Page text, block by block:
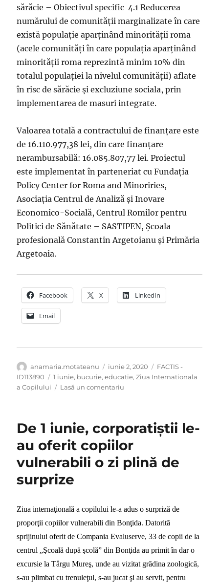
sărăcie – Obiectivul specific 4.1 Reducerea
numărului de comunității marginalizate în care
există populație aparținând minorității roma
(acele comunități în care populația aparținând
minorității roma reprezintă minim 10% din
totalul populației la nivelul comunității) aflate
în risc de sărăcie și excluziune sociala, prin
implementarea de masuri integrate.
Valoarea totală a contractului de finanțare este
de 16.110.977,38 lei, din care finanțare
nerambursabilă: 16.085.807,77 lei. Proiectul
este implementat în parteneriat cu Fundația
Policy Center for Roma and Minoriries,
Asociația Centrul de Analiză și Inovare
Economico-Socială, Centrul Romilor pentru
Politici de Sănătate – SASTIPEN, Școala
profesională Constantin Argetoianu și Primăria
Argetoaia.
Facebook X LinkedIn
Email
Autor
anamaria.motateanu
Publicat
pe
iunie 2, 2020 Categorii
FACTIS -
ID113890
Etichete
1 iunie, bucurie,educatie,Ziua Internationala
a Copilului
Lasă un comentariu
copii!
De 1 iunie, corporatiştii le-
au oferit copiilor
vulnerabili o zi plină de
surprize
Ziua internaţională a copilului le-a adus o surpriză de
proporţii copiilor vulnerabili din Bonţida. Datorită
sprijinului oferit de Compania Evaluserve, 33 de copii de la
centrul „Şcoală după şcolă” din Bonţida au primit în dar o
excursie la Târgu Mureş, unde au vizitat grădina zoologică,
s-au plimbat cu trenuleţul, s-au jucat şi au servit, pentru